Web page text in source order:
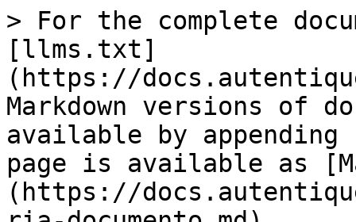
> For the complete
[llms.txt]
(https://
Markdown versions of
available by
page is available as
(https://